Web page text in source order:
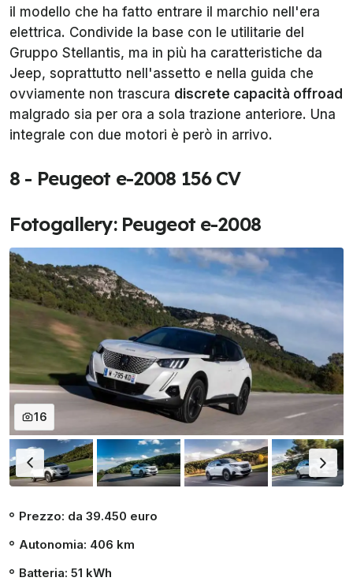
il modello che ha fatto entrare il marchio nell'era
elettrica. Condivide la base con le utilitarie del
Gruppo Stellantis, ma in più ha caratteristiche da
Jeep, soprattutto nell'assetto e nella guida che
ovviamente non trascura discrete capacità offroad
malgrado sia per ora a sola trazione anteriore. Una
integrale con due motori è però in arrivo.
8 - Peugeot e-2008 156 CV
Fotogallery: Peugeot e-2008
16
Prezzo: da 39.450 euro
Autonomia: 406 km
Batteria: 51 kWh